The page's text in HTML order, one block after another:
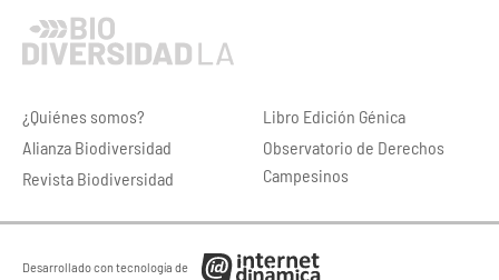
¿Quiénes somos?
Alianza Biodiversidad
Revista Biodiversidad
Libro Edición Génica
Observatorio de Derechos
Campesinos